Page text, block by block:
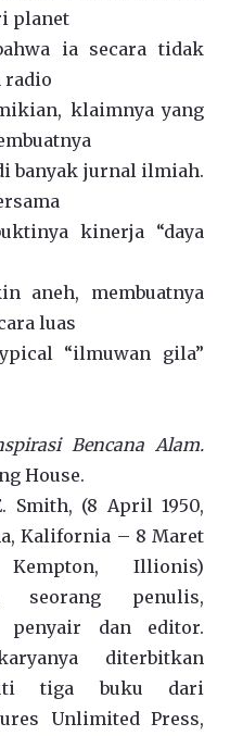
planet
ia secara tidak
radio
klaimnya yang
banyak jurnal ilmiah.
kinerja “daya
aneh, membuatnya
luas
“ilmuwan gila”
Bencana Alam.
House.
Smith, (8 April 1950,
Kalifornia – 8 Maret
Illionis)
seorang penulis,
penyair dan editor.
diterbitkan
tiga buku dari
Unlimited Press,